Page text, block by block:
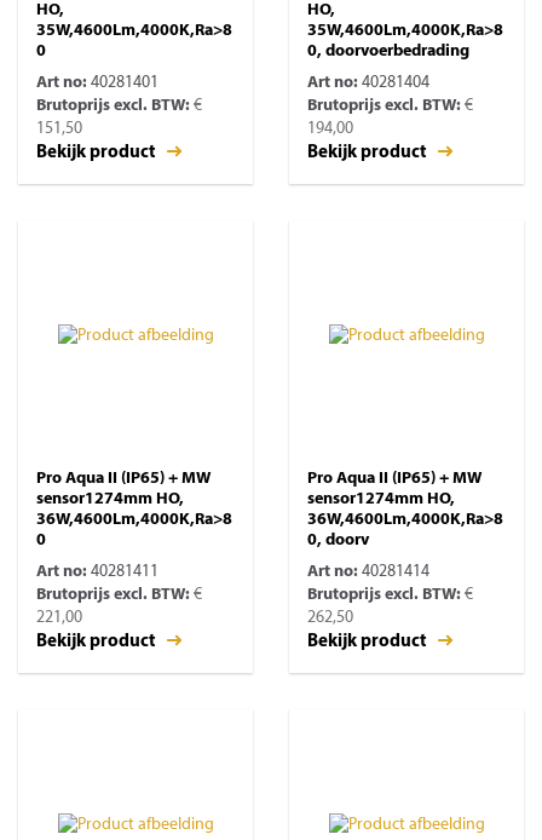
HO,
35W,4600Lm,4000K,Ra>8
0
Art no: 40281401
Brutoprijs excl. BTW: €
151,50
Bekijk product
HO,
35W,4600Lm,4000K,Ra>8
0, doorvoerbedrading
Art no: 40281404
Brutoprijs excl. BTW: €
194,00
Bekijk product
Pro Aqua II (IP65) + MW
sensor1274mm HO,
36W,4600Lm,4000K,Ra>8
0
Art no: 40281411
Brutoprijs excl. BTW: €
221,00
Bekijk product
Pro Aqua II (IP65) + MW
sensor1274mm HO,
36W,4600Lm,4000K,Ra>8
0, doorv
Art no: 40281414
Brutoprijs excl. BTW: €
262,50
Bekijk product